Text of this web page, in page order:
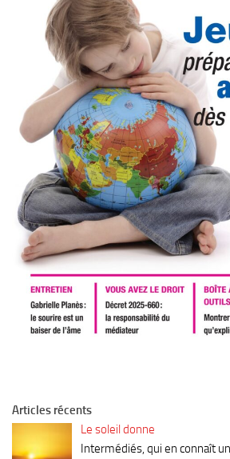
Articles récents
Le soleil donne
Intermédiés, qui en connaît